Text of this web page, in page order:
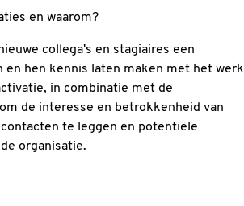
en waarom?
collega's en stagiaires een
en hen kennis laten maken met het werk
in combinatie met de
de interesse en betrokkenheid van
te leggen en potentiële
organisatie.